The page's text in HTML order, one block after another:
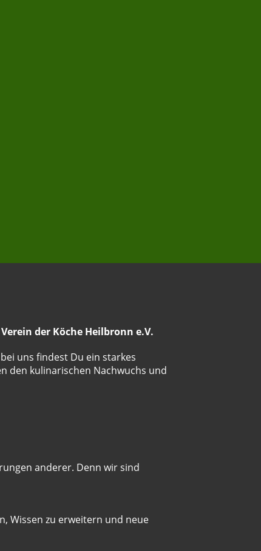
Verein der Köche Heilbronn e.V.
uns findest Du ein starkes
den kulinarischen Nachwuchs und
anderer. Denn wir sind
Wissen zu erweitern und neue